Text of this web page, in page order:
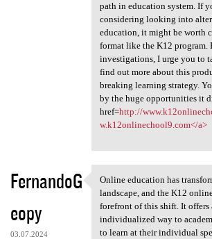
path in education system. If
considering looking into
education, it might be worth
format like the K12 program.
investigations, I urge you to
find out more about this
breaking learning strategy.
by the huge opportunities it
href=http://
w.k12onlinechool9.com</a>
FernandoG
eopy
03.07.2024
Online education has
Online education has
landscape, and the K12
forefront of this shift. It offers
individualized way to
to learn at their individual